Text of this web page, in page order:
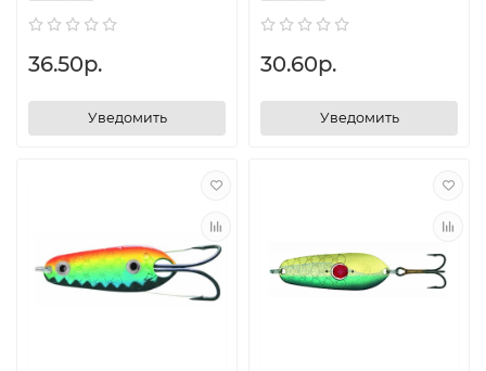
36.50р.
Уведомить
30.60р.
Уведомить